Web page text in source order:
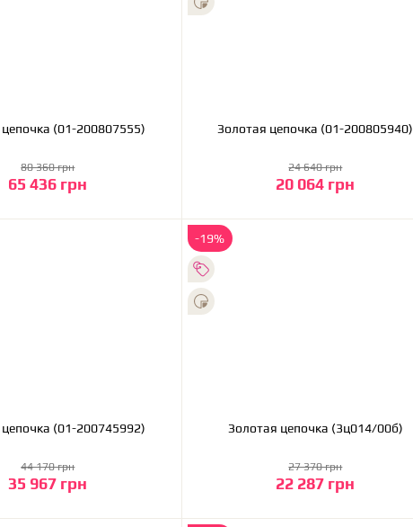
Золотая цепочка (01-200807555)
65 436 грн
80 360 грн
В корзину
Золотая цепочка (01-200805940)
20 064 грн
24 640 грн
В корзину
Золотая цепочка (01-200745992)
35 967 грн
44 170 грн
В корзину
-19%
Золотая цепочка (3ц014/00б)
22 287 грн
27 370 грн
В корзину